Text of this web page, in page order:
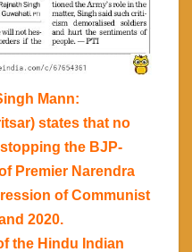
Mann:
states that no
the BJP-
Premier Narendra
of Communist
2020.
the Hindu Indian